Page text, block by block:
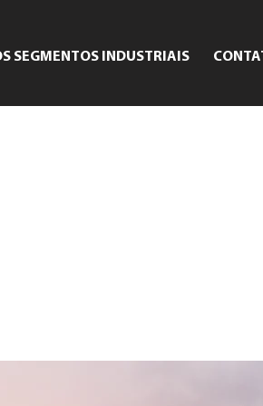
SEGMENTOS INDUSTRIAIS